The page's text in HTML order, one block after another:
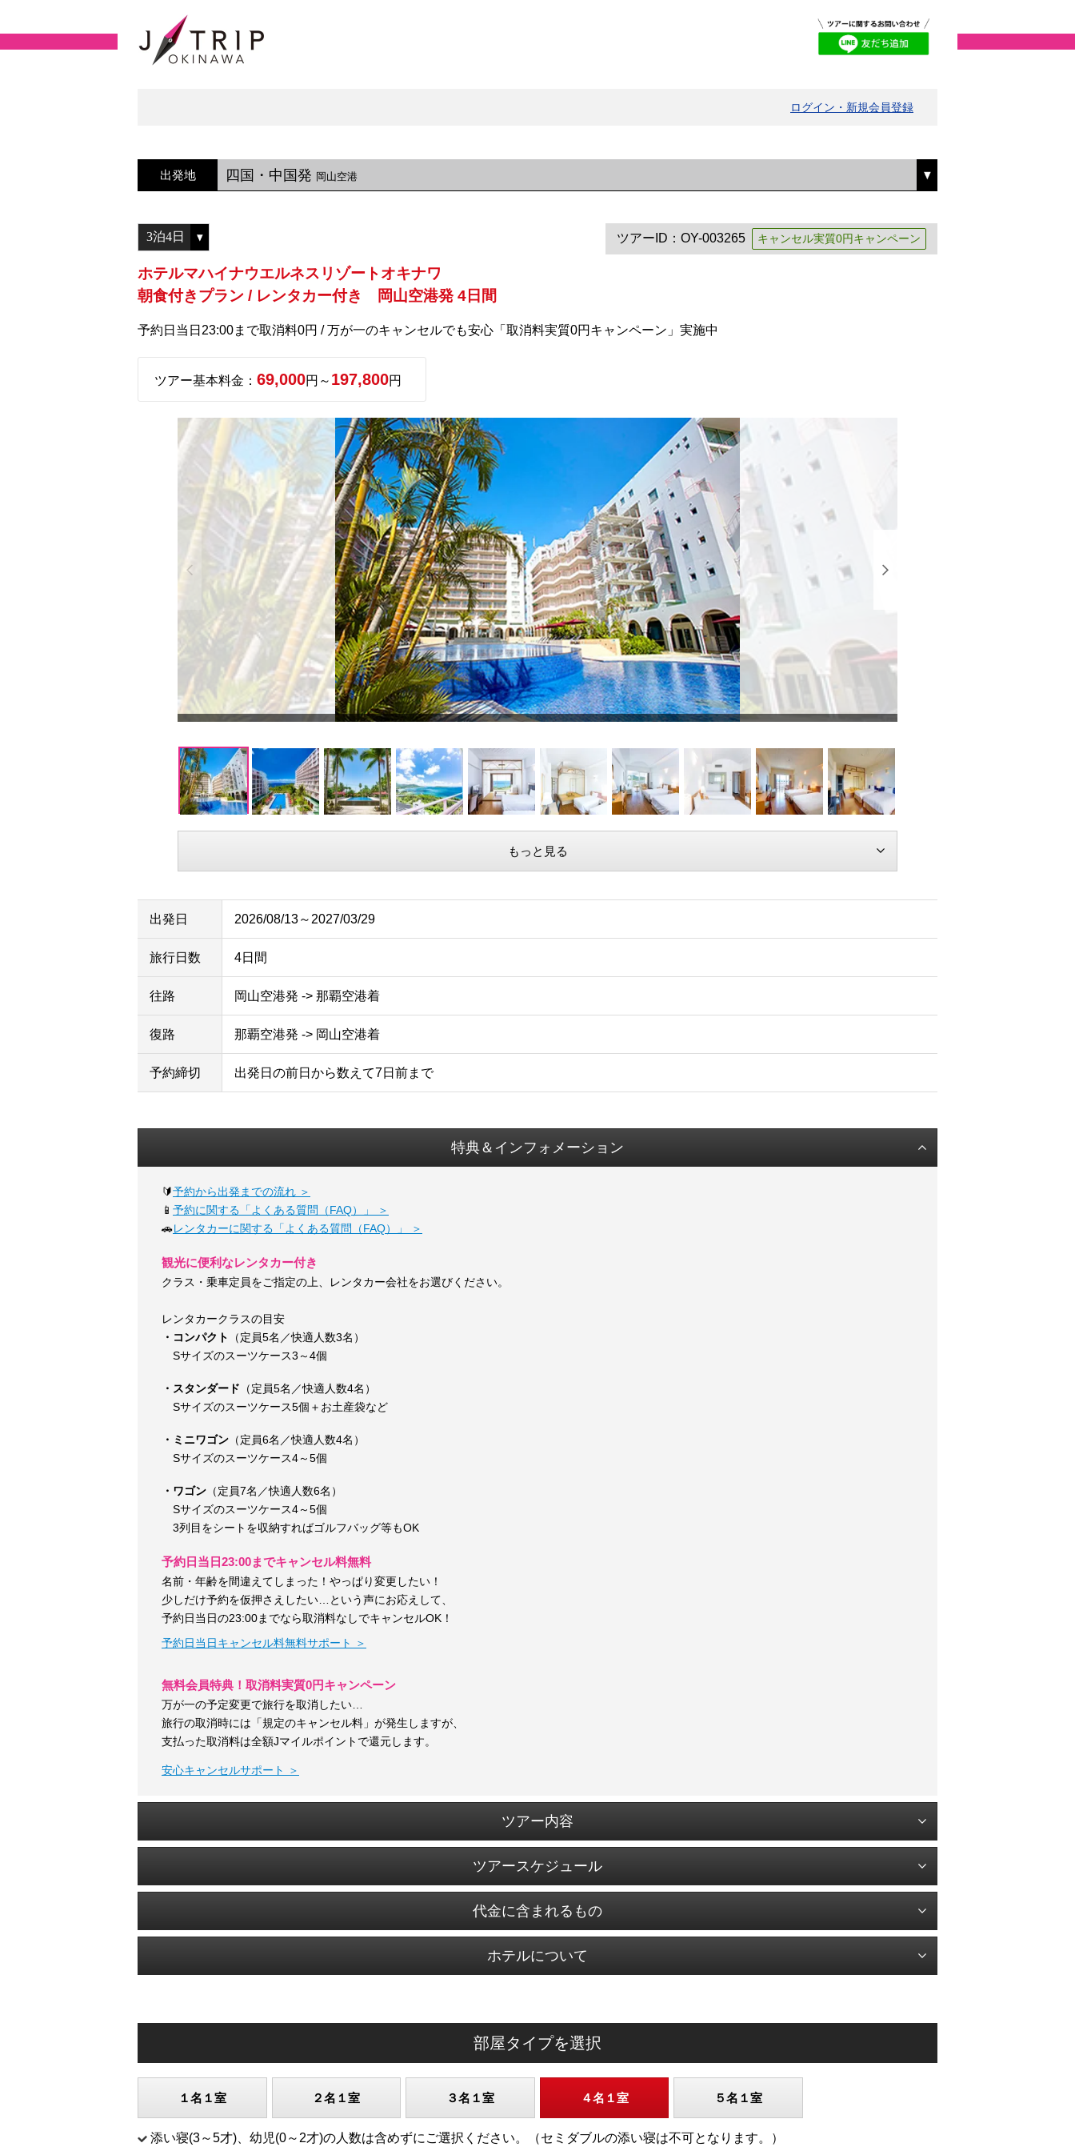
ログイン・新規会員登録
出発地 四国・中国発 岡山空港
ツアーID：OY-003265 キャンセル実質0円キャンペーン
ホテルマハイナウエルネスリゾートオキナワ
朝食付きプラン / レンタカー付き 岡山空港発 4日間
予約日当日23:00まで取消料0円 / 万が一のキャンセルでも安心「取消料実質0円キャンペーン」実施中
ツアー基本料金： 69,000円～ 197,800円
もっと見る
出発日 2026/08/13～2027/03/29
旅行日数 4日間
往路 岡山空港発 -> 那覇空港着
復路 那覇空港発 -> 岡山空港着
予約締切 出発日の前日から数えて7日前まで
特典＆インフォメーション
🔰予約から出発までの流れ ＞
📱 予約に関する「よくある質問（FAQ）」 ＞
🚗レンタカーに関する「よくある質問（FAQ）」 ＞
観光に便利なレンタカー付き
クラス・乗車定員をご指定の上、レンタカー会社をお選びください。
レンタカークラスの目安
・コンパクト
（定員5名／快適人数3名）
Sサイズのスーツケース3～4個
・スタンダード （定員5名／快適人数4名）
Sサイズのスーツケース5個＋お土産袋など
・ミニワゴン （定員6名／快適人数4名）
Sサイズのスーツケース4～5個
・ワゴン （定員7名／快適人数6名）
Sサイズのスーツケース4～5個
3列目をシートを収納すればゴルフバッグ等もOK
予約日当日23:00までキャンセル料無料
名前・年齢を間違えてしまった！やっぱり変更したい！
少しだけ予約を仮押さえしたい…という声にお応えして、
予約日当日の23:00までなら取消料なしでキャンセルOK！
予約日当日キャンセル料無料サポート ＞
無料会員特典！取消料実質0円キャンペーン
万が一の予定変更で旅行を取消したい…
旅行の取消時には「規定のキャンセル料」が発生しますが、
支払った取消料は全額Jマイルポイントで還元します。
安心キャンセルサポート ＞
ツアー内容
ツアースケジュール
代金に含まれるもの
ホテルについて
部屋タイプを選択
１名１室 ２名１室 ３名１室 ４名１室 ５名１室
添い寝(3～5才)、幼児(0～2才)の人数は含めずにご選択ください。（セミダブルの添い寝は不可となります。）